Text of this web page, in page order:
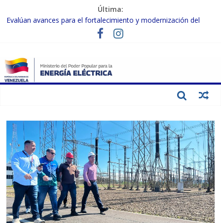
Última:
Evalúan avances para el fortalecimiento y modernización del
Inspeccionan trabajos de rehabilitación en instalaciones del SEN
Gobierno Nacional activa plan preventivo para fortalecer el SEN
ante el fenómeno de El Niño
Termocarabobo recupera el 50% de su capacidad de generación